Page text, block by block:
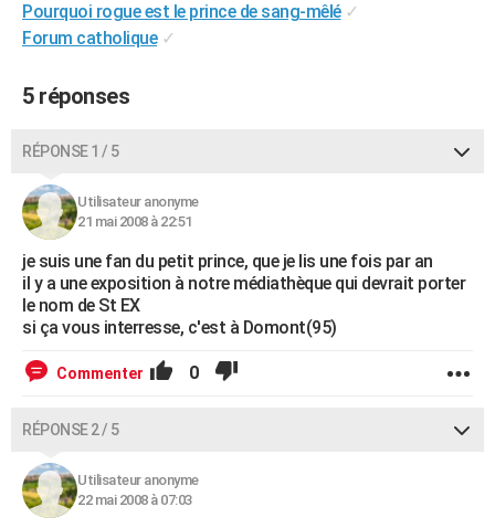
Carte de Noël
Carte Bonne année
Carte Saint-Valentin
Carte Pâques
Carte d'anniversaire
DICTIONNAIRE
COPAINS D'AVANT
S'inscrire
Se connecter
Lycées
Collèges
Primaires
Universités
Entreprises
Service militaire
Avis de recherche
AVIS DE DÉCÈS
FORUM
Bricolage
Lifestyle
Culture
Sport
Auto
Television
Voyage
Cinema
Pourquoi rogue est le prince de sang-mêlé ✓
Forum catholique ✓
5 réponses
RÉPONSE 1 / 5
Utilisateur anonyme
21 mai 2008 à 22:51
je suis une fan du petit prince, que je lis une fois par an
il y a une exposition à notre médiathèque qui devrait porter
le nom de St EX
si ça vous interresse, c'est à Domont(95)
Commenter 0
RÉPONSE 2 / 5
Utilisateur anonyme
22 mai 2008 à 07:03